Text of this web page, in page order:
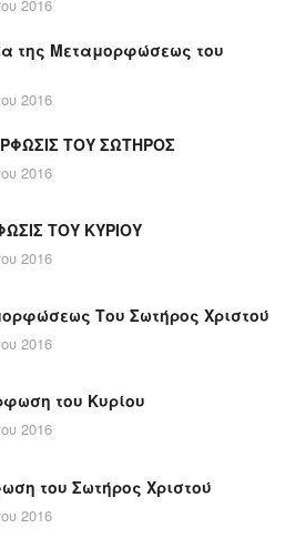
2016
της Μεταμορφώσεως του
2016
ΤΟΥ ΣΩΤΗΡΟΣ
2016
ΤΟΥ ΚΥΡΙΟΥ
2016
Του Σωτήρος Χριστού
2016
του Κυρίου
2016
του Σωτήρος Χριστού
2016